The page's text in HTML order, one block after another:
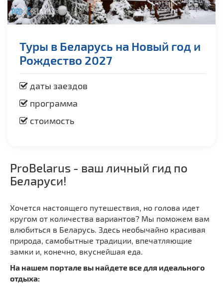
Туры в Беларусь на Новый год и
Рождество 2027
даты заездов
программа
стоимость
ProBelarus - ваш личный гид по
Беларуси!
Хочется настоящего путешествия, но голова идет
кругом от количества вариантов? Мы поможем вам
влюбиться в Беларусь. Здесь необычайно красивая
природа, самобытные традиции, впечатляющие
замки и, конечно, вкуснейшая еда.
На нашем портале вы найдете все для идеального
отдыха: